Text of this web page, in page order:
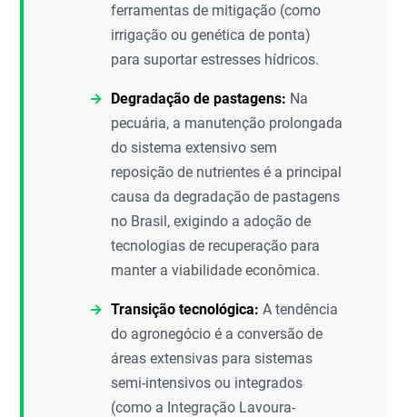
ferramentas de mitigação (como
irrigação ou genética de ponta)
para suportar estresses hídricos.
Degradação de pastagens: Na
pecuária, a manutenção prolongada
do sistema extensivo sem
reposição de nutrientes é a principal
causa da degradação de pastagens
no Brasil, exigindo a adoção de
tecnologias de recuperação para
manter a viabilidade econômica.
Transição tecnológica: A tendência
do agronegócio é a conversão de
áreas extensivas para sistemas
semi-intensivos ou integrados
(como a Integração Lavoura-